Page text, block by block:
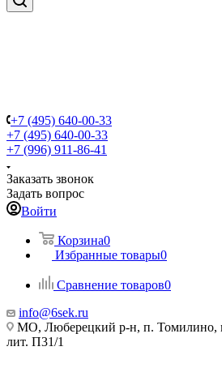
+7 (495) 640-00-33
+7 (495) 640-00-33
+7 (996) 911-86-41
Заказать звонок
Задать вопрос
Войти
Корзина0
Избранные товары0
Сравнение товаров0
info@6sek.ru
МО, Люберецкий р-н, п. Томилино,
лит. П31/1